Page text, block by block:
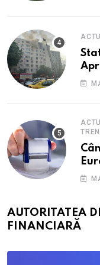
nici
AUTORITATEA
FINANCIARĂ